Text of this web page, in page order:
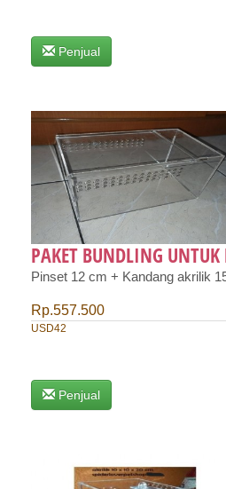
Penjual
PAKET BUNDLING
Pinset 12 cm + Kandang akrilik
Rp.557.500
USD42
Penjual